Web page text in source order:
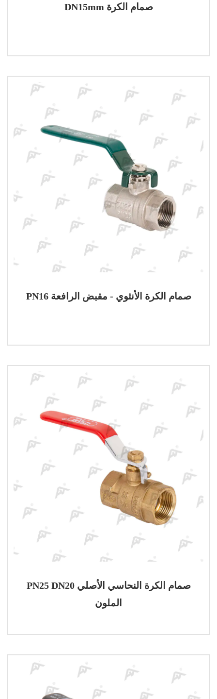
DN15mm صمام الكرة
PN16 صمام الكرة الأنثوي - مقبض الرافعة
PN25 DN20 صمام الكرة النحاسي الأصلي
الملون